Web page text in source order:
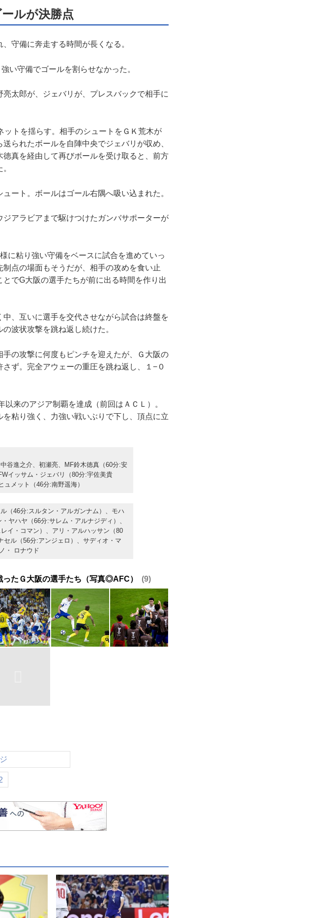
ルが決勝点
守備に奔走する時間が長くなる。
い守備でゴールを割らせなかった。
太郎が、ジェバリが、プレスバックで相手に
トを揺らす。相手のシュートをＧＫ荒木が
られたボールを自陣中央でジェバリが収め、
真を経由して再びボールを受け取ると、前方
ート。ボールはゴール右隅へ吸い込まれた。
アラビアまで駆けつけたガンバサポーターが
に粘り強い守備をベースに試合を進めていっ
点の場面もそうだが、相手の攻めを食い止
でG大阪の選手たちが前に出る時間を作り出
、互いに選手を交代させながら試合は終盤を
波状攻撃を跳ね返し続けた。
の攻撃に何度もピンチを迎えたが、Ｇ大阪の
ず。完全アウェーの重圧を跳ね返し、１−０
来のアジア制覇を達成（前回はＡＣＬ）。
粘り強く、力強い戦いぶりで下し、頂点に立
谷進之介、初瀬亮、MF鈴木徳真（60分:安
イッサム・ジェバリ（80分:宇佐美貴
メット（46分:南野遥海）
（46分:スルタン・アルガンナム）、モハ
ヤハヤ（66分:サレム・アルナジディ）、
イ・コマン）、アリ・アルハッサン（80
ル（56分:アンジェロ）、サディオ・マ
・ ロナウド
ったＧ大阪の選手たち（写真◎AFC） 9